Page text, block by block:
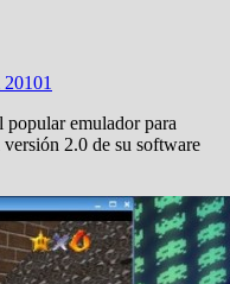
20101
popular emulador para
2.0 de su software